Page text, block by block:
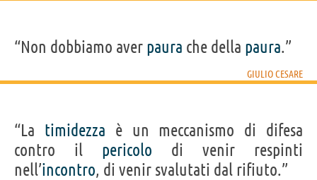
“Non dobbiamo aver paura che della paura.”
GIULIO CESARE
“La timidezza è un meccanismo di difesa
contro il pericolo di venir respinti
nell’incontro, di venir svalutati dal rifiuto.”